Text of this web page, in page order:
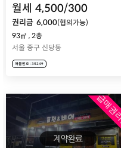
월세 4,500/300
권리금 6,000(협의가능)
93㎡ , 2층
서울 중구 신당동
매물번호 : 35249
급매